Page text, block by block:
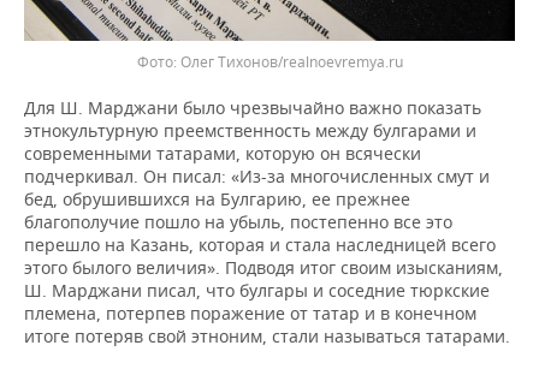
Фото: Олег Тихонов/realnoevremya.ru
Для Ш. Марджани было чрезвычайно важно показать
этнокультурную преемственность между булгарами и
современными татарами, которую он всячески
подчеркивал. Он писал: «Из-за многочисленных смут и
бед, обрушившихся на Булгарию, ее прежнее
благополучие пошло на убыль, постепенно все это
перешло на Казань, которая и стала наследницей всего
этого былого величия». Подводя итог своим изысканиям,
Ш. Марджани писал, что булгары и соседние тюркские
племена, потерпев поражение от татар и в конечном
итоге потеряв свой этноним, стали называться татарами.